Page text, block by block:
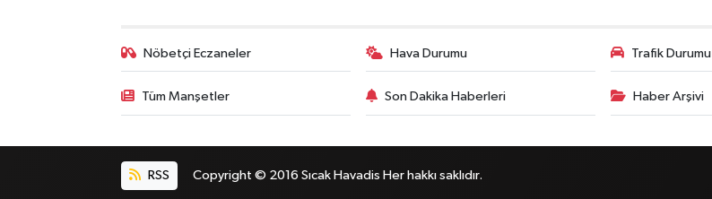
Nöbetçi Eczaneler Hava Durumu Trafik Durumu
Tüm Manşetler Son Dakika Haberleri Haber Arşivi
RSS Copyright © 2016 Sıcak Havadis Her hakkı saklıdır.